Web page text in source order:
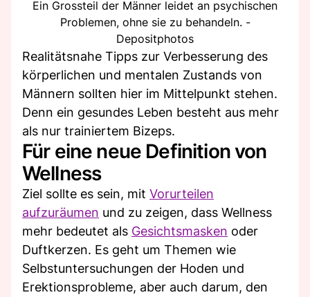
Ein Grossteil der Männer leidet an psychischen
Problemen, ohne sie zu behandeln. -
Depositphotos
Realitätsnahe Tipps zur Verbesserung des
körperlichen und mentalen Zustands von
Männern sollten hier im Mittelpunkt stehen.
Denn ein gesundes Leben besteht aus mehr
als nur trainiertem Bizeps.
Für eine neue Definition von
Wellness
Ziel sollte es sein, mit Vorurteilen
aufzuräumen und zu zeigen, dass Wellness
mehr bedeutet als Gesichtsmasken oder
Duftkerzen. Es geht um Themen wie
Selbstuntersuchungen der Hoden und
Erektionsprobleme, aber auch darum, den